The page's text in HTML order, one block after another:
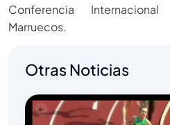
Conferencia
Marruecos.
Otras Noticias